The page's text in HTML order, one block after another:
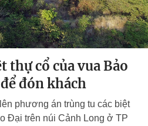
cổ của vua Bảo
đón khách
phương án trùng tu các biệt
Đại trên núi Cảnh Long ở TP